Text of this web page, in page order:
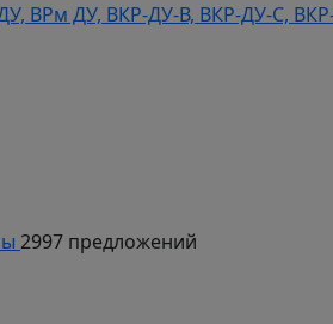
ВРм ДУ, ВКР-ДУ-В, ВКР-ДУ-С,
2997 предложений